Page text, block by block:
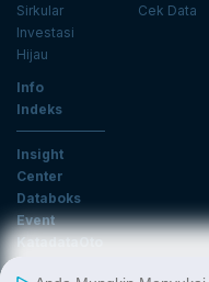
Sirkular
Investasi
Hijau
Cek Data
Info
Indeks
Insight
Center
Databoks
Event
KatadataOto